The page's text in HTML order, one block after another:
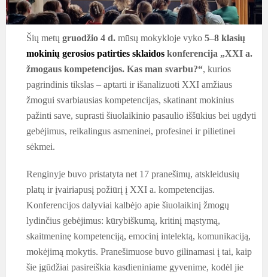
Šių metų gruodžio 4 d. mūsų mokykloje vyko 5–8 klasių
mokinių gerosios patirties sklaidos konferencija „XXI a.
žmogaus kompetencijos. Kas man svarbu?“, kurios
pagrindinis tikslas – aptarti ir išanalizuoti XXI amžiaus
žmogui svarbiausias kompetencijas, skatinant mokinius
pažinti save, suprasti šiuolaikinio pasaulio iššūkius bei ugdyti
gebėjimus, reikalingus asmeninei, profesinei ir pilietinei
sėkmei.
Renginyje buvo pristatyta net 17 pranešimų, atskleidusių
platų ir įvairiapusį požiūrį į XXI a. kompetencijas.
Konferencijos dalyviai kalbėjo apie šiuolaikinį žmogų
lydinčius gebėjimus: kūrybiškumą, kritinį mąstymą,
skaitmeninę kompetenciją, emocinį intelektą, komunikaciją,
mokėjimą mokytis. Pranešimuose buvo gilinamasi į tai, kaip
šie įgūdžiai pasireiškia kasdieniniame gyvenime, kodėl jie